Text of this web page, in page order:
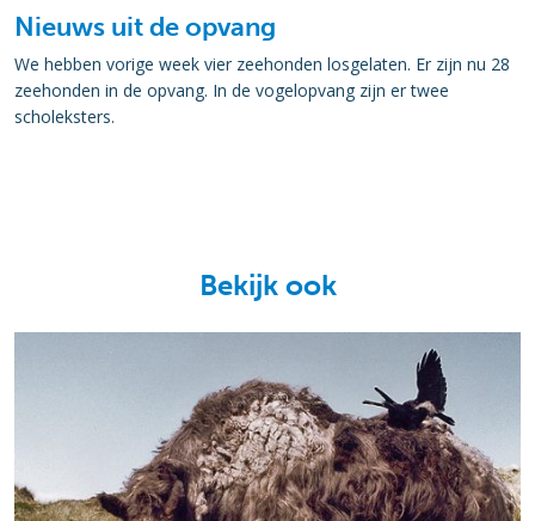
Nieuws uit de opvang
We hebben vorige week vier zeehonden losgelaten. Er zijn nu 28
zeehonden in de opvang. In de vogelopvang zijn er twee
scholeksters.
Bekijk ook